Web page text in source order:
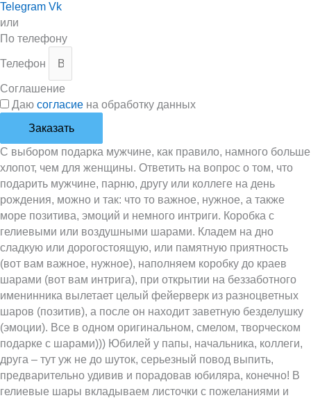
Telegram Vk
или
По телефону
Телефон
Соглашение
Даю согласие на обработку данных
Заказать
С выбором подарка мужчине, как правило, намного больше
хлопот, чем для женщины. Ответить на вопрос о том, что
подарить мужчине, парню, другу или коллеге на день
рождения, можно и так: что то важное, нужное, а также
море позитива, эмоций и немного интриги. Коробка с
гелиевыми или воздушными шарами. Кладем на дно
сладкую или дорогостоящую, или памятную приятность
(вот вам важное, нужное), наполняем коробку до краев
шарами (вот вам интрига), при открытии на беззаботного
именинника вылетает целый фейерверк из разноцветных
шаров (позитив), а после он находит заветную безделушку
(эмоции). Все в одном оригинальном, смелом, творческом
подарке с шарами))) Юбилей у папы, начальника, коллеги,
друга – тут уж не до шуток, серьезный повод выпить,
предварительно удивив и порадовав юбиляра, конечно! В
гелиевые шары вкладываем листочки с пожеланиями и